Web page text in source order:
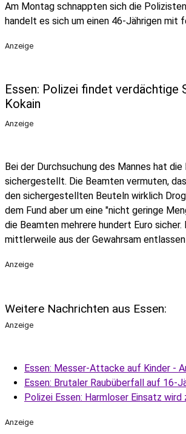
Am Montag schnappten sich die
handelt es sich um einen 46-Jährigen mit
Anzeige
Essen: Polizei findet verdächtige
Kokain
Anzeige
Bei der Durchsuchung des Mannes hat
sichergestellt. Die Beamten vermuten,
den sichergestellten Beuteln wirklich
dem Fund aber um eine "nicht geringe
die Beamten mehrere hundert Euro
mittlerweile aus der Gewahrsam
Anzeige
Weitere Nachrichten aus Essen:
Anzeige
Essen: Messer-Attacke auf Kinder -
Essen: Brutaler Raubüberfall auf 16-
Polizei Essen: Harmloser Einsatz wird
Anzeige